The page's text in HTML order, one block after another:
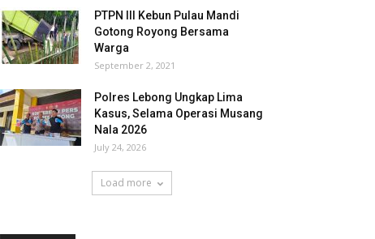
PTPN III Kebun Pulau Mandi
Gotong Royong Bersama
Warga
September 2, 2021
Polres Lebong Ungkap Lima
Kasus, Selama Operasi Musang
Nala 2026
July 24, 2026
Load more